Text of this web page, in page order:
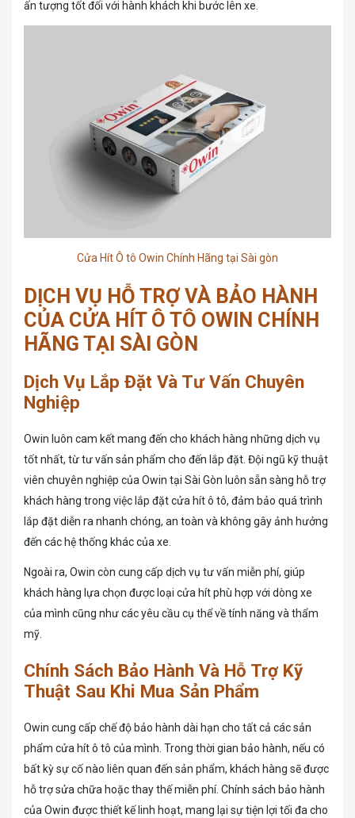
ấn tượng tốt đối với hành khách khi bước lên xe.
Cửa Hít Ô tô Owin Chính Hãng tại Sài gòn
DỊCH VỤ HỖ TRỢ VÀ BẢO HÀNH
CỦA CỬA HÍT Ô TÔ OWIN CHÍNH
HÃNG TẠI SÀI GÒN
Dịch Vụ Lắp Đặt Và Tư Vấn Chuyên
Nghiệp
Owin luôn cam kết mang đến cho khách hàng những dịch vụ
tốt nhất, từ tư vấn sản phẩm cho đến lắp đặt. Đội ngũ kỹ thuật
viên chuyên nghiệp của Owin tại Sài Gòn luôn sẵn sàng hỗ trợ
khách hàng trong việc lắp đặt cửa hít ô tô, đảm bảo quá trình
lắp đặt diễn ra nhanh chóng, an toàn và không gây ảnh hưởng
đến các hệ thống khác của xe.
Ngoài ra, Owin còn cung cấp dịch vụ tư vấn miễn phí, giúp
khách hàng lựa chọn được loại cửa hít phù hợp với dòng xe
của mình cũng như các yêu cầu cụ thể về tính năng và thẩm
mỹ.
Chính Sách Bảo Hành Và Hỗ Trợ Kỹ
Thuật Sau Khi Mua Sản Phẩm
Owin cung cấp chế độ bảo hành dài hạn cho tất cả các sản
phẩm cửa hít ô tô của mình. Trong thời gian bảo hành, nếu có
bất kỳ sự cố nào liên quan đến sản phẩm, khách hàng sẽ được
hỗ trợ sửa chữa hoặc thay thế miễn phí. Chính sách bảo hành
của Owin được thiết kế linh hoạt, mang lại sự tiện lợi tối đa cho